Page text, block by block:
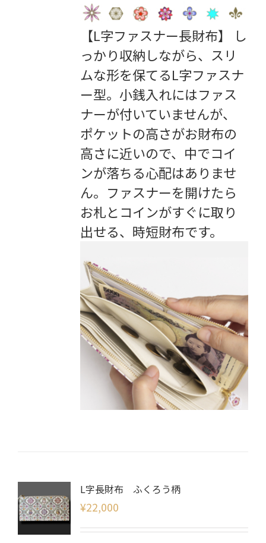
【L字ファスナー長財布】 し
っかり収納しながら、スリ
ムな形を保てるL字ファスナ
ー型。小銭入れにはファス
ナーが付いていませんが、
ポケットの高さがお財布の
高さに近いので、中でコイ
ンが落ちる心配はありませ
ん。ファスナーを開けたら
お札とコインがすぐに取り
出せる、時短財布です。
L字長財布 ふくろう柄
¥22,000